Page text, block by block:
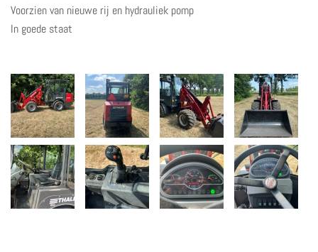
Voorzien van nieuwe rij en hydrauliek pomp
In goede staat